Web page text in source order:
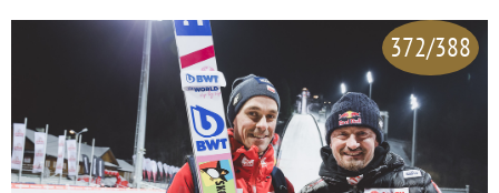
372/388